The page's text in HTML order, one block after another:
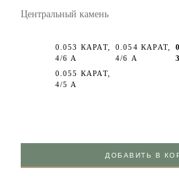
Центральный камень
0.053 КАРАТ,
4/6 А
0.054 КАРАТ,
4/6 А
0.055 КАРАТ,
4/5 А
ДОБАВИТЬ В